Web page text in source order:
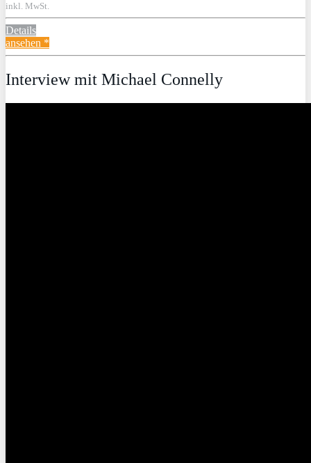
inkl. MwSt.
Details
ansehen *
Interview mit Michael Connelly